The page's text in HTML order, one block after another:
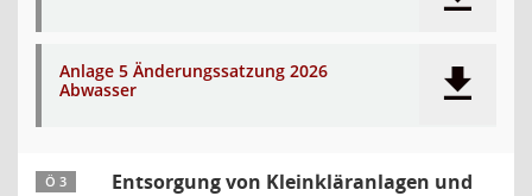
Anlage 5 Änderungssatzung 2026
Abwasser
Ö 3
Entsorgung von Kleinkläranlagen und